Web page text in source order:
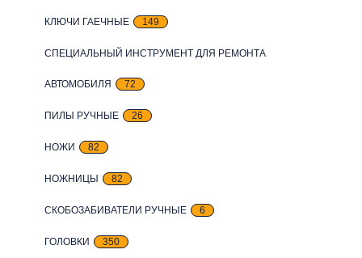
КЛЮЧИ ГАЕЧНЫЕ 149
СПЕЦИАЛЬНЫЙ ИНСТРУМЕНТ ДЛЯ РЕМОНТА
АВТОМОБИЛЯ 72
ПИЛЫ РУЧНЫЕ 26
НОЖИ 82
НОЖНИЦЫ 82
СКОБОЗАБИВАТЕЛИ РУЧНЫЕ 6
ГОЛОВКИ 350